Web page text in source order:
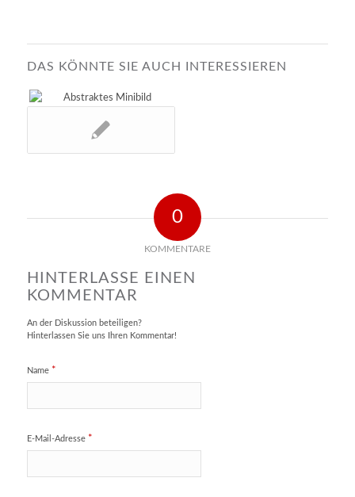
DAS KÖNNTE SIE AUCH INTERESSIEREN
0
KOMMENTARE
HINTERLASSE EINEN
KOMMENTAR
An der Diskussion beteiligen?
Hinterlassen Sie uns Ihren Kommentar!
Name *
E-Mail-Adresse *